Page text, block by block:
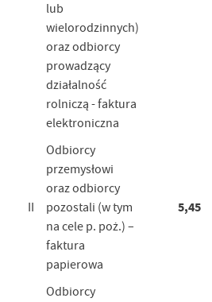
lub
wielorodzinnych)
oraz odbiorcy
prowadzący
działalność
rolniczą - faktura
elektroniczna
II
Odbiorcy
przemysłowi
oraz odbiorcy
pozostali (w tym
na cele p. poż.) –
faktura
papierowa
5,45
Odbiorcy